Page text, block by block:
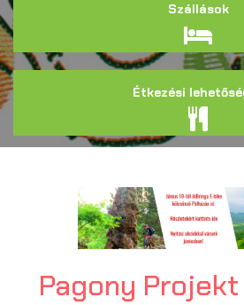
Szállások
Étkezési
Pagony